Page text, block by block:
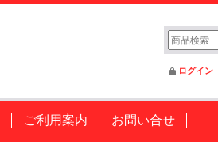
ログイン
ご利用案内 お問い合せ